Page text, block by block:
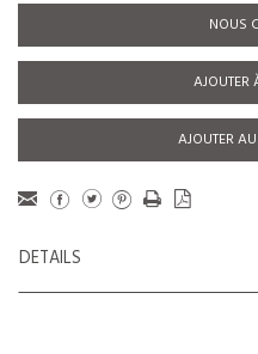
NOUS
AJOUTER
AJOUTER
DETAILS